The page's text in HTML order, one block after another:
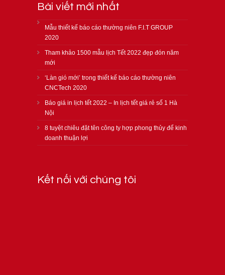
Bài viết mới nhất
Mẫu thiết kế báo cáo thường niên F.I.T GROUP
2020
Tham khảo 1500 mẫu lịch Tết 2022 đẹp đón năm
mới
‘Làn gió mới’ trong thiết kế báo cáo thường niên
CNCTech 2020
Báo giá in lịch tết 2022 – In lịch tết giá rẻ số 1 Hà
Nội
8 tuyệt chiêu đặt tên công ty hợp phong thủy để kinh
doanh thuận lợi
Kết nối với chúng tôi